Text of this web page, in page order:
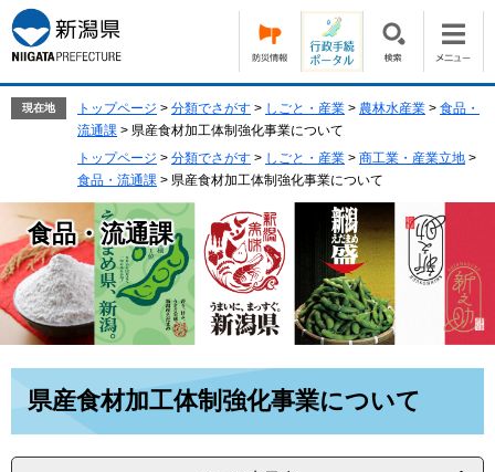
ー
ジ
の
ニ
ュ
ー
文
へ
現在地 トップページ > 分類でさがす > しごと・産業 > 農林水産業 > 食品・
流通課 > 県産食材加工体制強化事業について
トップページ > 分類でさがす > しごと・産業 > 商工業・産業立地 >
食品・流通課 > 県産食材加工体制強化事業について
食品・流通課
県産食材加工体制強化事業について